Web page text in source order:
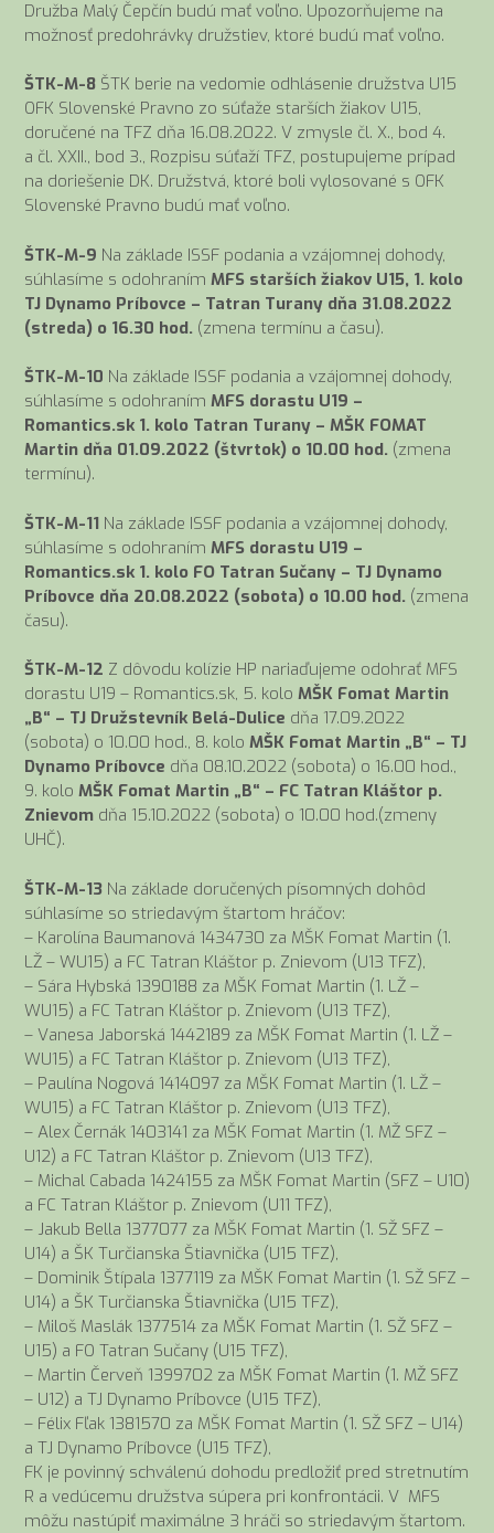
Družba Malý Čepčín budú mať voľno. Upozorňujeme na
možnosť predohrávky družstiev, ktoré budú mať voľno.
ŠTK-M-8 ŠTK berie na vedomie odhlásenie družstva U15
OFK Slovenské Pravno zo súťaže starších žiakov U15,
doručené na TFZ dňa 16.08.2022. V zmysle čl. X., bod 4.
a čl. XXII., bod 3., Rozpisu súťaží TFZ, postupujeme prípad
na doriešenie DK. Družstvá, ktoré boli vylosované s OFK
Slovenské Pravno budú mať voľno.
ŠTK-M-9 Na základe ISSF podania a vzájomnej dohody,
súhlasíme s odohraním MFS starších žiakov U15, 1. kolo
TJ Dynamo Príbovce – Tatran Turany dňa 31.08.2022
(streda) o 16.30 hod. (zmena termínu a času).
ŠTK-M-10 Na základe ISSF podania a vzájomnej dohody,
súhlasíme s odohraním MFS dorastu U19 –
Romantics.sk 1. kolo Tatran Turany – MŠK FOMAT
Martin dňa 01.09.2022 (štvrtok) o 10.00 hod. (zmena
termínu).
ŠTK-M-11 Na základe ISSF podania a vzájomnej dohody,
súhlasíme s odohraním MFS dorastu U19 –
Romantics.sk 1. kolo FO Tatran Sučany – TJ Dynamo
Príbovce dňa 20.08.2022 (sobota) o 10.00 hod. (zmena
času).
ŠTK-M-12 Z dôvodu kolízie HP nariaďujeme odohrať MFS
dorastu U19 – Romantics.sk, 5. kolo MŠK Fomat Martin
„B“ – TJ Družstevník Belá-Dulice dňa 17.09.2022
(sobota) o 10.00 hod., 8. kolo MŠK Fomat Martin „B“ – TJ
Dynamo Príbovce dňa 08.10.2022 (sobota) o 16.00 hod.,
9. kolo MŠK Fomat Martin „B“ – FC Tatran Kláštor p.
Znievom dňa 15.10.2022 (sobota) o 10.00 hod.(zmeny
UHČ).
ŠTK-M-13 Na základe doručených písomných dohôd
súhlasíme so striedavým štartom hráčov:
– Karolína Baumanová 1434730 za MŠK Fomat Martin (1.
LŽ – WU15) a FC Tatran Kláštor p. Znievom (U13 TFZ),
– Sára Hybská 1390188 za MŠK Fomat Martin (1. LŽ –
WU15) a FC Tatran Kláštor p. Znievom (U13 TFZ),
– Vanesa Jaborská 1442189 za MŠK Fomat Martin (1. LŽ –
WU15) a FC Tatran Kláštor p. Znievom (U13 TFZ),
– Paulína Nogová 1414097 za MŠK Fomat Martin (1. LŽ –
WU15) a FC Tatran Kláštor p. Znievom (U13 TFZ),
– Alex Černák 1403141 za MŠK Fomat Martin (1. MŽ SFZ –
U12) a FC Tatran Kláštor p. Znievom (U13 TFZ),
– Michal Cabada 1424155 za MŠK Fomat Martin (SFZ – U10)
a FC Tatran Kláštor p. Znievom (U11 TFZ),
– Jakub Bella 1377077 za MŠK Fomat Martin (1. SŽ SFZ –
U14) a ŠK Turčianska Štiavnička (U15 TFZ),
– Dominik Štípala 1377119 za MŠK Fomat Martin (1. SŽ SFZ –
U14) a ŠK Turčianska Štiavnička (U15 TFZ),
– Miloš Maslák 1377514 za MŠK Fomat Martin (1. SŽ SFZ –
U15) a FO Tatran Sučany (U15 TFZ),
– Martin Červeň 1399702 za MŠK Fomat Martin (1. MŽ SFZ
– U12) a TJ Dynamo Príbovce (U15 TFZ),
– Félix Fľak 1381570 za MŠK Fomat Martin (1. SŽ SFZ – U14)
a TJ Dynamo Príbovce (U15 TFZ),
FK je povinný schválenú dohodu predložiť pred stretnutím
R a vedúcemu družstva súpera pri konfrontácii. V MFS
môžu nastúpiť maximálne 3 hráči so striedavým štartom.